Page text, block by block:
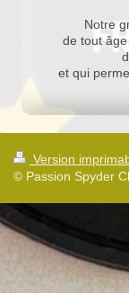
Notre
de tout
et qui
Version
© Passion Spyder